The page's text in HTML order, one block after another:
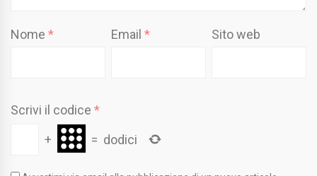
Nome * Email* Sito web
Scrivi il codice *
+
= dodici